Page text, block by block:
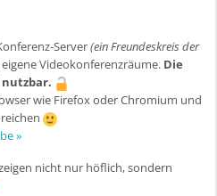
Server(ein Freundeskreis der
Videokonferenzräume. Die
wie Firefox oder Chromium und
»
nicht nur höflich, sondern